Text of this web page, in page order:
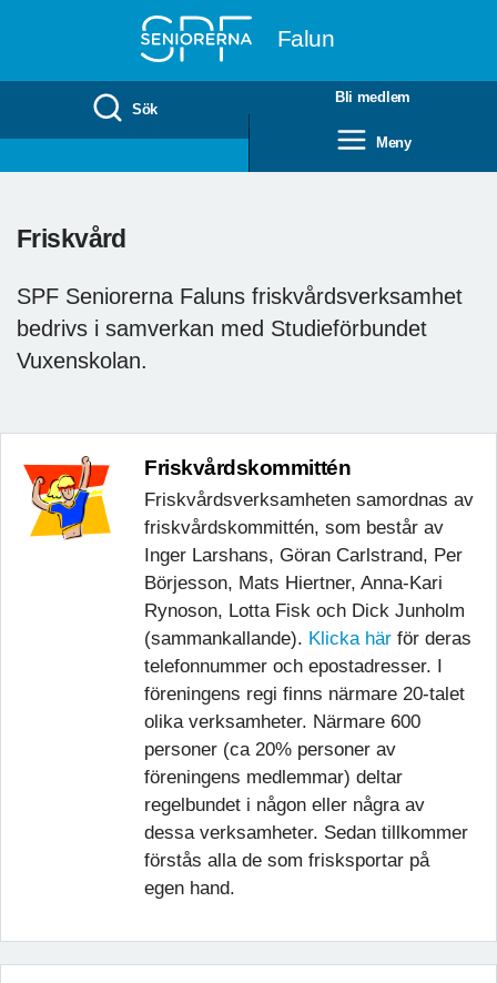
Falun
Sök
Bli medlem
Meny
Friskvård
SPF Seniorerna Faluns friskvårdsverksamhet
bedrivs i samverkan med Studieförbundet
Vuxenskolan.
Friskvårdskommittén
Friskvårdsverksamheten samordnas av
friskvårdskommittén, som består av
Inger Larshans, Göran Carlstrand, Per
Börjesson, Mats Hiertner, Anna-Kari
Rynoson, Lotta Fisk och Dick Junholm
(sammankallande). Klicka här för deras
telefonnummer och epostadresser. I
föreningens regi finns närmare 20-talet
olika verksamheter. Närmare 600
personer (ca 20% personer av
föreningens medlemmar) deltar
regelbundet i någon eller några av
dessa verksamheter. Sedan tillkommer
förstås alla de som frisksportar på
egen hand.